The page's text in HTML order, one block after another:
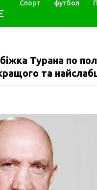
Спорт футбол
Турана по
та